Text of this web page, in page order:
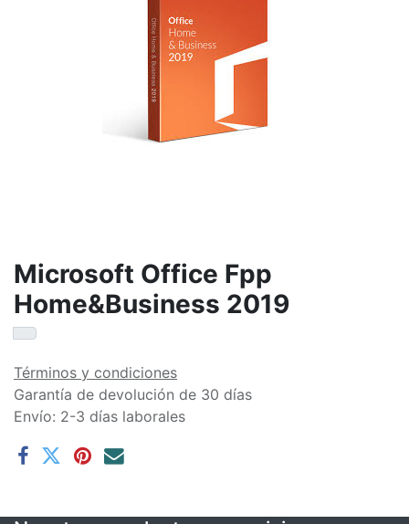
Microsoft Office Fpp
Home&Business 2019
Términos y condiciones
Garantía de devolución de 30 días
Envío: 2-3 días laborales